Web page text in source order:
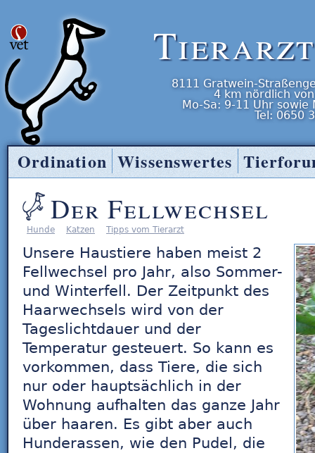
8111 Gratwein-
4 km nördlich
Mo-Sa: 9-11 Uhr sowie
Tel: 0650
Der Fellwechsel
Hunde Katzen Tipps vom Tierarzt
Unsere Haustiere haben meist 2
Fellwechsel pro Jahr, also Sommer-
und Winterfell. Der Zeitpunkt des
Haarwechsels wird von der
Tageslichtdauer und der
Temperatur gesteuert. So kann es
vorkommen, dass Tiere, die sich
nur oder hauptsächlich in der
Wohnung aufhalten das ganze Jahr
über haaren. Es gibt aber auch
Hunderassen, wie den Pudel, die
Tierarzt Entner
Ordination Wissenswertes